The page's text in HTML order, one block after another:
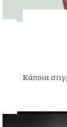
Κάποια